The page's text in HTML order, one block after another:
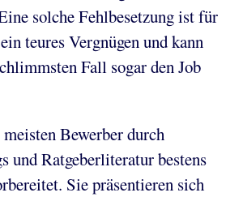
solche Fehlbesetzung ist für
teures Vergnügen und kann
Fall sogar den Job
Bewerber durch
und Ratgeberliteratur bestens
Sie präsentieren sich